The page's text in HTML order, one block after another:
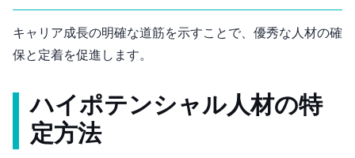
キャリア成長の明確な道筋を示すことで、優秀な人材の確
保と定着を促進します。
ハイポテンシャル人材の特
定方法